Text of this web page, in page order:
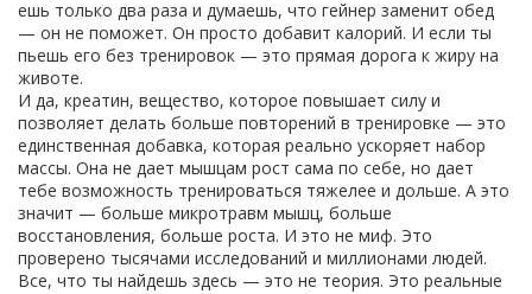
ешь только два раза и думаешь, что гейнер заменит обед
— он не поможет. Он просто добавит калорий. И если ты
пьешь его без тренировок — это прямая дорога к жиру на
животе.
И да, креатин, вещество, которое повышает силу и
позволяет делать больше повторений в тренировке — это
единственная добавка, которая реально ускоряет набор
массы. Она не дает мышцам рост сама по себе, но дает
тебе возможность тренироваться тяжелее и дольше. А это
значит — больше микротравм мышц, больше
восстановления, больше роста. И это не миф. Это
проверено тысячами исследований и миллионами людей.
Все, что ты найдешь здесь — это не теория. Это реальные